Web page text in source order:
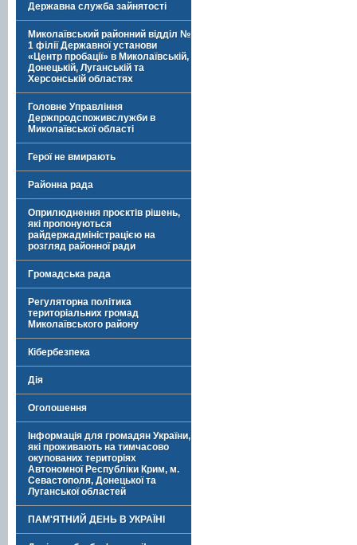
Державна служба зайнятості
Миколаївський районний відділ №
1 філії Державної установи
«Центр пробації» в Миколаївській,
Донецькій, Луганській та
Херсонській областях
Головне Управління
Держпродспоживслужби в
Миколаївської області
Герої не вмирають
Районна рада
Оприлюднення проєктів рішень,
які пропонуються
райдержадміністрацією на
розгляд районної ради
Громадська рада
Регуляторна політика
територіальних громад
Миколаївського району
Кібербезпека
Дія
Оголошення
Інформація для громадян України,
які проживають на тимчасово
окупованих територіях
Автономної Республіки Крим, м.
Севастополя, Донецької та
Луганської областей
ПАМ'ЯТНИЙ ДЕНЬ В УКРАЇНІ